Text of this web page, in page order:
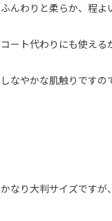
ふんわりと柔らか、程よ
コート代わりにも使える
しなやかな肌触りですの
かなり大判サイズですが